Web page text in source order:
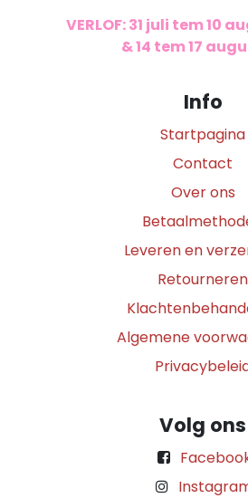
VERLOF: 31 juli tem 10
& 14 tem 17
Info
Startpagina
Contact
Over ons
Leveren en
Retourneren
Algemene
Volg ons